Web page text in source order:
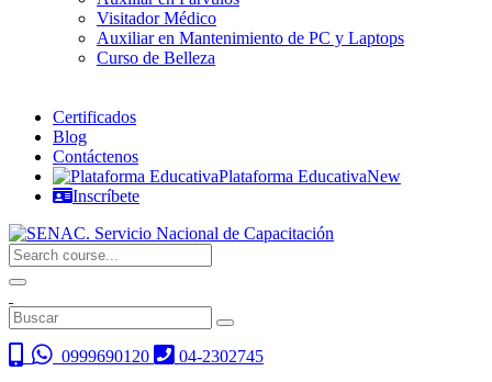
Visitador Médico
Auxiliar en Mantenimiento de PC y Laptops
Curso de Belleza
Certificados
Blog
Contáctenos
Plataforma EducativaNew
Inscríbete
0999690120
04-2302745